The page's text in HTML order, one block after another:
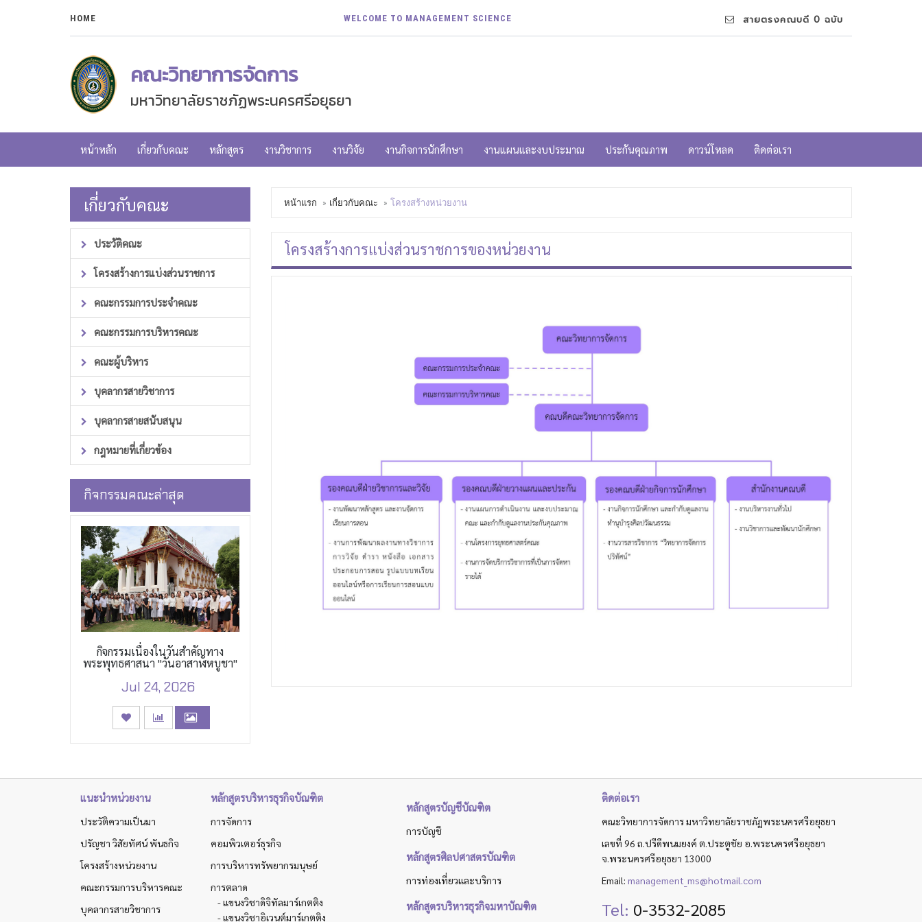
HOME WELCOME TO MANAGEMENT SCIENCE สายตรงคณบดี 0 ฉบับ
คณะวิทยาการจัดการ
มหาวิทยาลัยราชภัฏพระนครศรีอยุธยา
หน้าหลัก เกี่ยวกับคณะ หลักสูตร งานวิชาการ งานวิจัย งานกิจการนักศึกษา งานแผนและงบประมาณ ประกันคุณภาพ ดาวน์โหลด ติดต่อเรา
เกี่ยวกับคณะ
ประวัติคณะ
โครงสร้างการแบ่งส่วนราชการ
คณะกรรมการประจำคณะ
คณะกรรมการบริหารคณะ
คณะผู้บริหาร
บุคลากรสายวิชาการ
บุคลากรสายสนับสนุน
กฎหมายที่เกี่ยวข้อง
กิจกรรมคณะล่าสุด
กิจกรรมเนื่องในวันสำคัญทาง
พระพุทธศาสนา "วันอาสาฬหบูชา"
Jul 24, 2026
หน้าแรก เกี่ยวกับคณะ โครงสร้างหน่วยงาน
โครงสร้างการแบ่งส่วนราชการของหน่วยงาน
แนะนำหน่วยงาน
ประวัติความเป็นมา
ปรัญชา วิสัยทัศน์ พันธกิจ
โครงสร้างหน่วยงาน
คณะกรรมการบริหารคณะ
บุคลากรสายวิชาการ
หลักสูตรบริหารธุรกิจบัณฑิต
การจัดการ
คอมพิวเตอร์ธุรกิจ
การบริหารทรัพยากรมนุษย์
การตลาด
- แขนงวิชาดิจิทัลมาร์เกตติง
- แขนงวิชาอิเวนต์มาร์เกตติง
หลักสูตรบัญชีบัณฑิต
การบัญชี
หลักสูตรศิลปศาสตรบัณฑิต
การท่องเที่ยวและบริการ
หลักสูตรบริหารธุรกิจมหาบัณฑิต
ติดต่อเรา
คณะวิทยาการจัดการ มหาวิทยาลัยราชภัฏพระนครศรีอยุธยา
เลขที่ 96 ถ.ปรีดีพนมยงค์ ต.ประตูชัย อ.พระนครศรีอยุธยา
จ.พระนครศรีอยุธยา 13000
Email: management_ms@hotmail.com
Tel: 0-3532-2085